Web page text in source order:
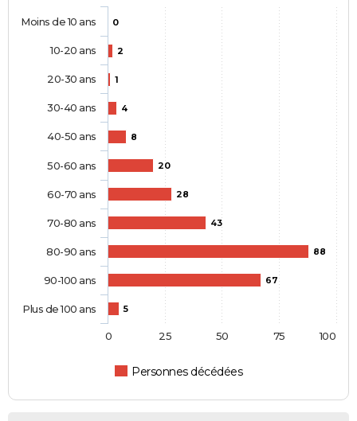
0
2
1
4
8
20
28
43
88
67
5
Personnes décédées
Moins de 10 ans
10-20 ans
20-30 ans
30-40 ans
40-50 ans
50-60 ans
60-70 ans
70-80 ans
80-90 ans
90-100 ans
Plus de 100 ans
0 100
25 50 75